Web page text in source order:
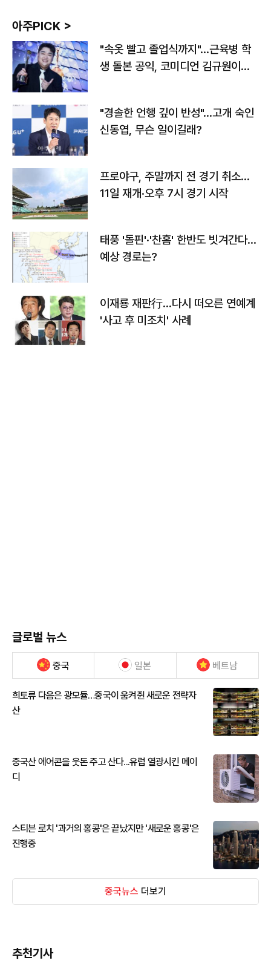
아주PICK >
"속옷 빨고 졸업식까지"…근육병 학
생 돌본 공익, 코미디언 김규원이었
"경솔한 언행 깊이 반성"…고개 숙인
신동엽, 무슨 일이길래?
프로야구, 주말까지 전 경기 취소…
11일 재개·오후 7시 경기 시작
태풍 '돌핀'·'찬홈' 한반도 빗겨간다…
예상 경로는?
이재룡 재판行…다시 떠오른 연예계
'사고 후 미조치' 사례
글로벌 뉴스
중국 일본 베트남
희토류 다음은 광모듈…중국이 움켜쥔 새로운 전략자
산
중국산 에어콘을 웃돈 주고 산다...유럽 열광시킨 메이
디
스티븐 로치 '과거의 홍콩'은 끝났지만 '새로운 홍콩'은
진행중
중국뉴스 더보기
추천기사